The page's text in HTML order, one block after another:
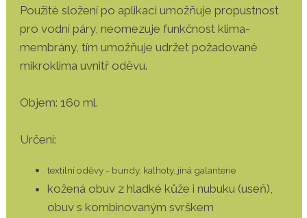
Použité složení po aplikaci umožňuje propustnost
pro vodní páry, neomezuje funkčnost klima-
membrány, tím umožňuje udržet požadované
mikroklima uvnitř oděvu.
Objem: 160 ml.
Určení:
textilní oděvy - bundy, kalhoty, jiná galanterie
kožená obuv z hladké kůže i nubuku (useň),
obuv s kombinovaným svrškem